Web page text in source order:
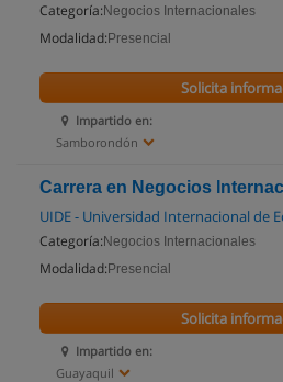
Categoría: Negocios Internacionales
Modalidad: Presencial
Impartido en:
Samborondón
Solicita
Carrera en Negocios
UIDE - Universidad Internacional de
Categoría: Negocios Internacionales
Modalidad: Presencial
Impartido en:
Guayaquil
Solicita